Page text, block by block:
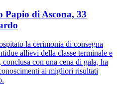
di Ascona, 33
la cerimonia di consegna
allievi della classe terminale e
con una cena di gala, ha
ai migliori risultati